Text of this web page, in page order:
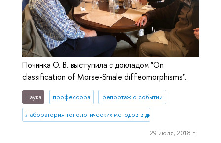
Починка О. В. выступила с докладом "On
classification of Morse-Smale diffeomorphisms".
Наука профессора репортаж о событии
Лаборатория топологических методов в динамике
29 июля, 2018 г.